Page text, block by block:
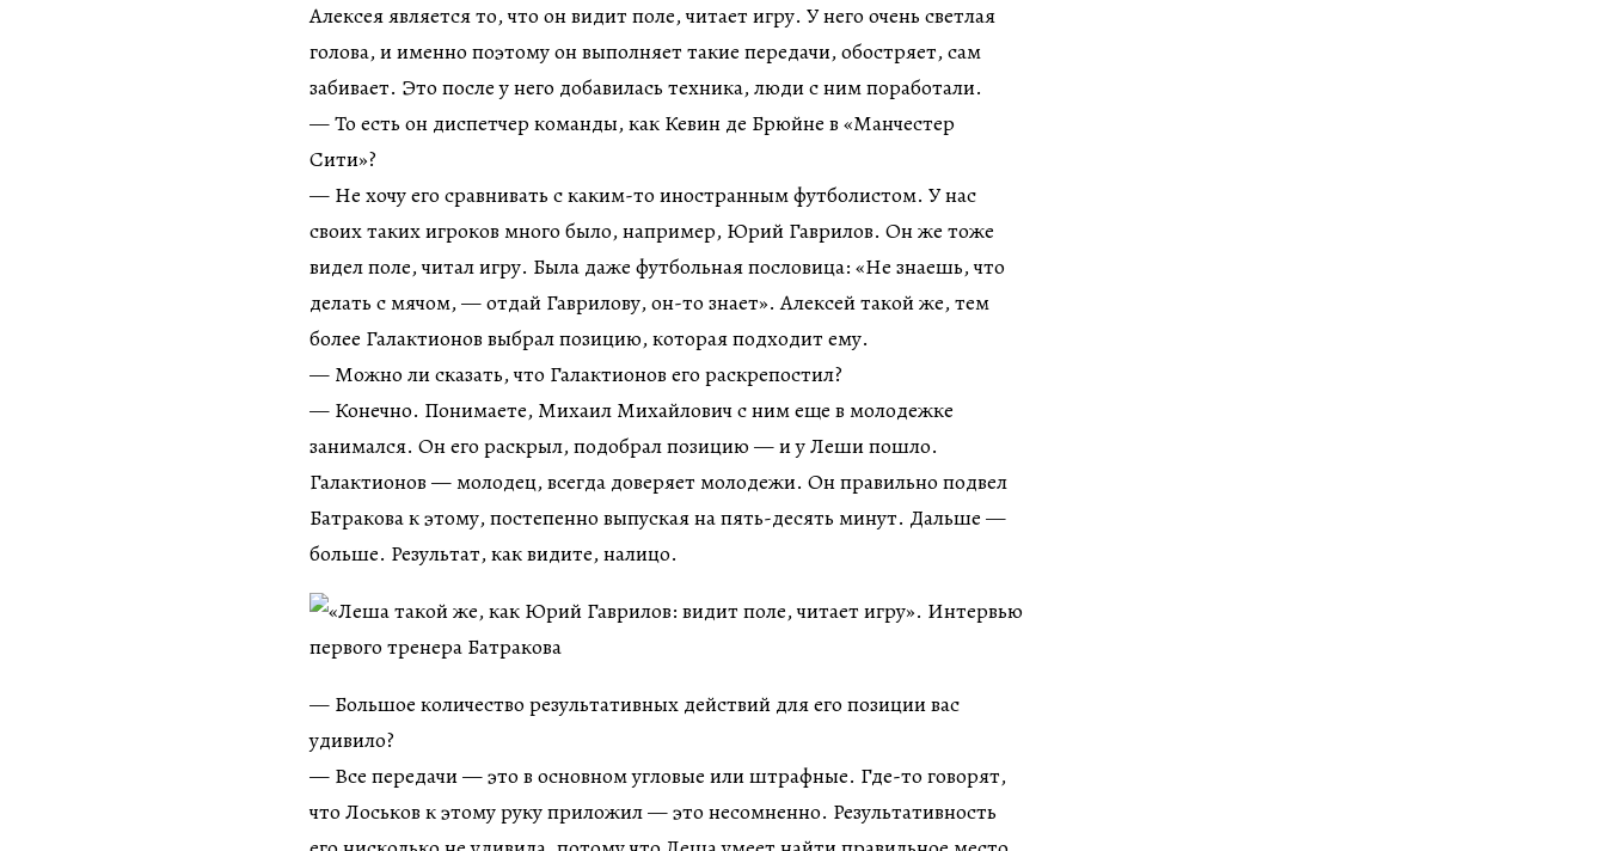
Алексея является то, что он видит поле, читает игру. У него очень светлая
голова, и именно поэтому он выполняет такие передачи, обостряет, сам
забивает. Это после у него добавилась техника, люди с ним поработали.
— То есть он диспетчер команды, как Кевин де Брюйне в «Манчестер
Сити»?
— Не хочу его сравнивать с каким-то иностранным футболистом. У нас
своих таких игроков много было, например, Юрий Гаврилов. Он же тоже
видел поле, читал игру. Была даже футбольная пословица: «Не знаешь, что
делать с мячом, — отдай Гаврилову, он-то знает». Алексей такой же, тем
более Галактионов выбрал позицию, которая подходит ему.
— Можно ли сказать, что Галактионов его раскрепостил?
— Конечно. Понимаете, Михаил Михайлович с ним еще в молодежке
занимался. Он его раскрыл, подобрал позицию — и у Леши пошло.
Галактионов — молодец, всегда доверяет молодежи. Он правильно подвел
Батракова к этому, постепенно выпуская на пять-десять минут. Дальше —
больше. Результат, как видите, налицо.
— Большое количество результативных действий для его позиции вас
удивило?
— Все передачи — это в основном угловые или штрафные. Где-то говорят,
что Лоськов к этому руку приложил — это несомненно. Результативность